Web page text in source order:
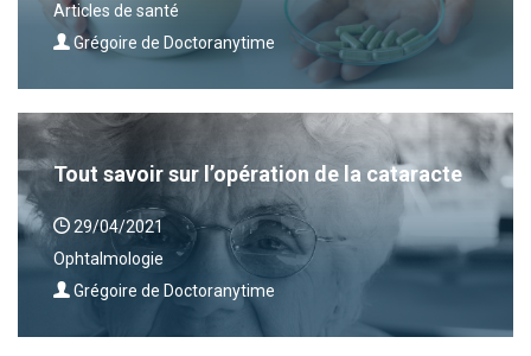
Articles de santé
Grégoire de Doctoranytime
Tout savoir sur l’opération de la cataracte
29/04/2021
Ophtalmologie
Grégoire de Doctoranytime